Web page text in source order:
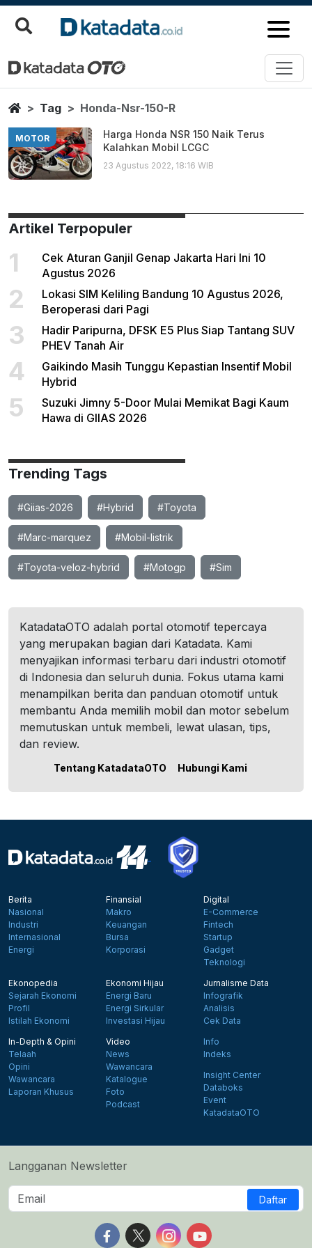
Honda Nsr 150 R
Berita Terbaru
HomeTag Honda-Nsr-150-R
MOTOR
Harga Honda NSR 150 Naik Terus
Kalahkan Mobil LCGC
23 Agustus 2022, 18:16 WIB
Artikel Terpopuler
1
Cek Aturan Ganjil Genap Jakarta Hari Ini 10
Agustus 2026
2
Lokasi SIM Keliling Bandung 10 Agustus 2026,
Beroperasi dari Pagi
3
Hadir Paripurna, DFSK E5 Plus Siap Tantang SUV
PHEV Tanah Air
4
Gaikindo Masih Tunggu Kepastian Insentif Mobil
Hybrid
5
Suzuki Jimny 5-Door Mulai Memikat Bagi Kaum
Hawa di GIIAS 2026
Trending Tags
#Giias-2026 #Hybrid #Toyota
#Marc-marquez #Mobil-listrik
#Toyota-veloz-hybrid #Motogp #Sim
KatadataOTO adalah portal otomotif tepercaya
yang merupakan bagian dari Katadata. Kami
menyajikan informasi terbaru dari industri otomotif
di Indonesia dan seluruh dunia. Fokus utama kami
menampilkan berita dan panduan otomotif untuk
membantu Anda memilih mobil dan motor sebelum
memutuskan untuk membeli, lewat ulasan, tips,
dan review.
Tentang KatadataOTO Hubungi Kami
Berita
Nasional
Industri
Internasional
Energi
Finansial
Makro
Keuangan
Bursa
Korporasi
Digital
E-Commerce
Fintech
Startup
Gadget
Teknologi
Ekonopedia
Sejarah Ekonomi
Profil
Istilah Ekonomi
Ekonomi Hijau
Energi Baru
Energi Sirkular
Investasi Hijau
Jurnalisme Data
Infografik
Analisis
Cek Data
In-Depth & Opini
Telaah
Opini
Wawancara
Laporan Khusus
Video
News
Wawancara
Katalogue
Foto
Podcast
Info
Indeks
Insight Center
Databoks
Event
KatadataOTO
Langganan Newsletter
Daftar
Follow us on Facebook
Follow us on X
Follow us on Instagram
Follow us on